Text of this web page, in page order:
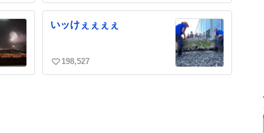
数
いッけぇぇぇぇ
い
198,527